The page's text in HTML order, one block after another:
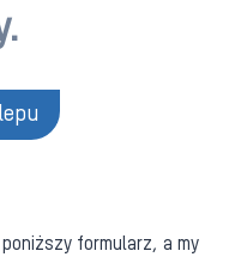
formularz, a my